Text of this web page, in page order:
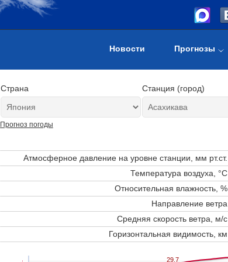
Новости Прогнозы
Страна Станция (город)
Прогноз погоды
Атмосферное давление на уровне станции, мм рт.ст.
Температура воздуха, °C
Относительная влажность, %
Направление ветра
Средняя скорость ветра, м/с
Горизонтальная видимость, км
29.7
29.7